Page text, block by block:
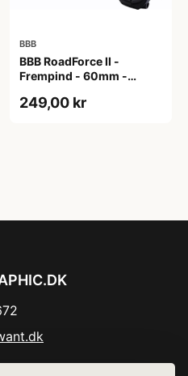
BBB
BBB RoadForce II -
Frempind - 60mm -
249,00 kr